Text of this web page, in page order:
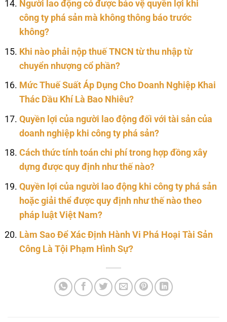
Người lao động có được bảo vệ quyền lợi khi
công ty phá sản mà không thông báo trước
không?
Khi nào phải nộp thuế TNCN từ thu nhập từ
chuyển nhượng cổ phần?
Mức Thuế Suất Áp Dụng Cho Doanh Nghiệp Khai
Thác Dầu Khí Là Bao Nhiêu?
Quyền lợi của người lao động đối với tài sản của
doanh nghiệp khi công ty phá sản?
Cách thức tính toán chi phí trong hợp đồng xây
dựng được quy định như thế nào?
Quyền lợi của người lao động khi công ty phá sản
hoặc giải thể được quy định như thế nào theo
pháp luật Việt Nam?
Làm Sao Để Xác Định Hành Vi Phá Hoại Tài Sản
Công Là Tội Phạm Hình Sự?